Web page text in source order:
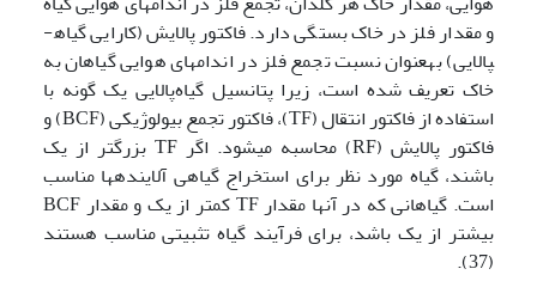
و مقدار فلز در خاک بستگی دارد. فاکتور پالایش (کارایی گیاه­
پالایی) به­عنوان نسبت تجمع فلز در اندام­های هوایی گیاهان به
خاک تعریف شده است، زیرا پتانسیل گیاه‌پالایی یک گونه با
استفاده از فاکتور انتقال (TF)، فاکتور تجمع بیولوژیکی (BCF) و
فاکتور پالایش (RF) محاسبه می­شود. اگر TF بزرگتر از یک
باشند، گیاه مورد نظر برای استخراج گیاهی آلاینده­ها مناسب
است. گیاهانی که در آنها مقدار TF کمتر از یک و مقدار BCF
بیشتر از یک باشد، برای فرآیند گیاه تثبیتی مناسب هستند
(37).